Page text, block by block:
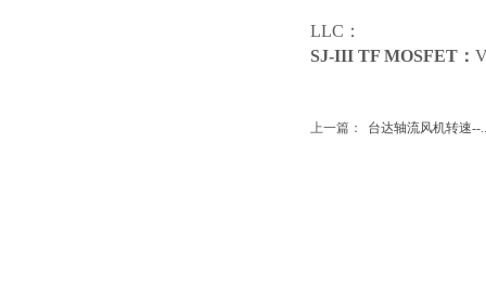
LLC：
SJ-III TF MOSFET：
上一篇： 台达轴流风机转速--